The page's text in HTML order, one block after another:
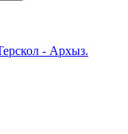
- Архыз.